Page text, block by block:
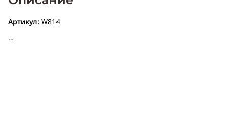
Артикул: W814